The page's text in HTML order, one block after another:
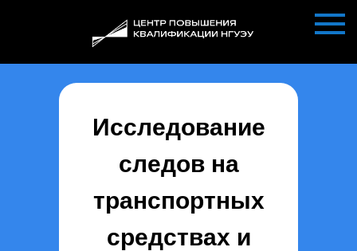
Исследование
следов на
транспортных
средствах и